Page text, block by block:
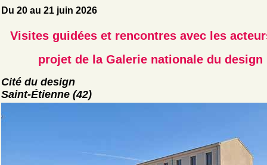
Du 20 au 21 juin 2026
Visites guidées et rencontres avec les
projet de la Galerie nationale du design
Cité du design
Saint-Étienne (42)